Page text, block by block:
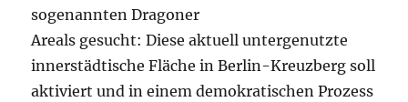
sogenannten Dragoner
Areals gesucht: Diese aktuell untergenutzte
innerstädtische Fläche in Berlin-Kreuzberg soll
aktiviert und in einem demokratischen Prozess